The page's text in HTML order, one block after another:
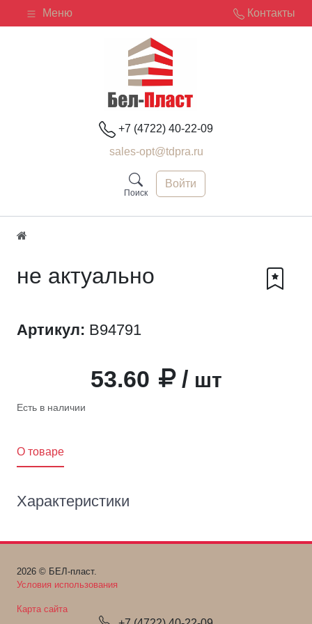
Меню Контакты
+7 (4722) 40-22-09
sales-opt@tdpra.ru
Поиск
Войти
не актуально
Артикул: B94791
53.60 / шт
Есть в наличии
O товаре
Характеристики
2026 © БЕЛ-пласт.
Условия использования
Карта сайта